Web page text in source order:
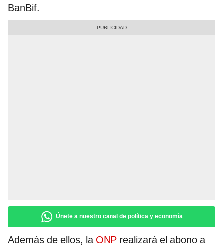
BanBif.
Únete a nuestro canal de política y economía
Además de ellos, la ONP realizará el abono a